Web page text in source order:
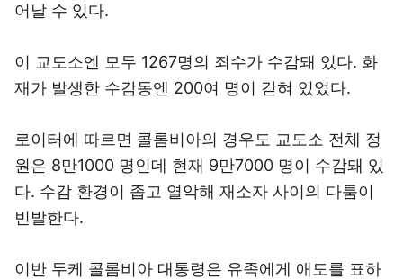
어날 수 있다.
이 교도소엔 모두 1267명의 죄수가 수감돼 있다. 화
재가 발생한 수감동엔 200여 명이 갇혀 있었다.
로이터에 따르면 콜롬비아의 경우도 교도소 전체 정
원은 8만1000 명인데 현재 9만7000 명이 수감돼 있
다. 수감 환경이 좁고 열악해 재소자 사이의 다툼이
빈발한다.
이반 두케 콜롬비아 대통령은 유족에게 애도를 표하